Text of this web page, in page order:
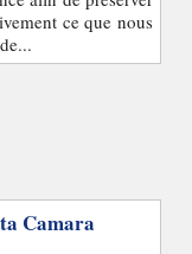
ce que nous
Camara